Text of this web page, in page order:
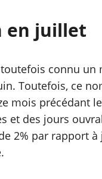
en juillet
connu un
Toutefois, ce
mois précédant
des jours
2% par rapport